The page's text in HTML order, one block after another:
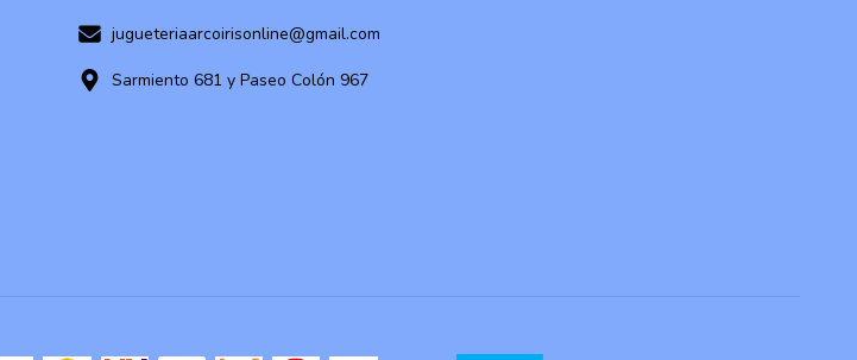
jugueteriaarcoirisonline@gmail.com
Sarmiento 681 y Paseo Colón 967